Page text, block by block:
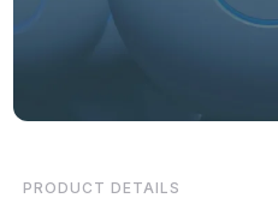
PRODUCT DETAILS